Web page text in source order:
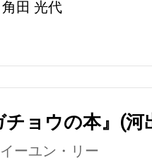
角田 光代
チョウの本』(
ーユン・リー